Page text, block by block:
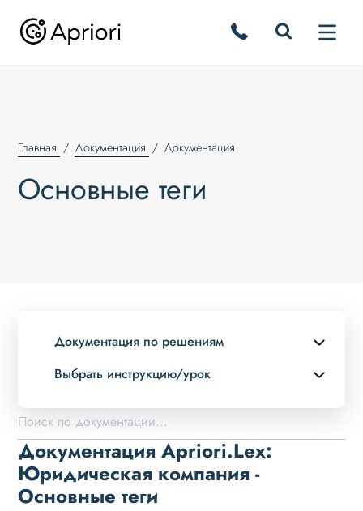
Главная Документация Документация
Основные теги
Документация по решениям
Выбрать инструкцию/урок
Описание курса
Возможности
Примеры страниц
Установка и обновление
Документация Apriori.Lex:
Юридическая компания -
Основные теги